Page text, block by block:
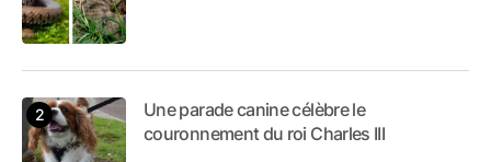
rédaction. Mon parcours
multiple nourrit ma
Une parade canine célèbre le
couronnement du roi Charles III